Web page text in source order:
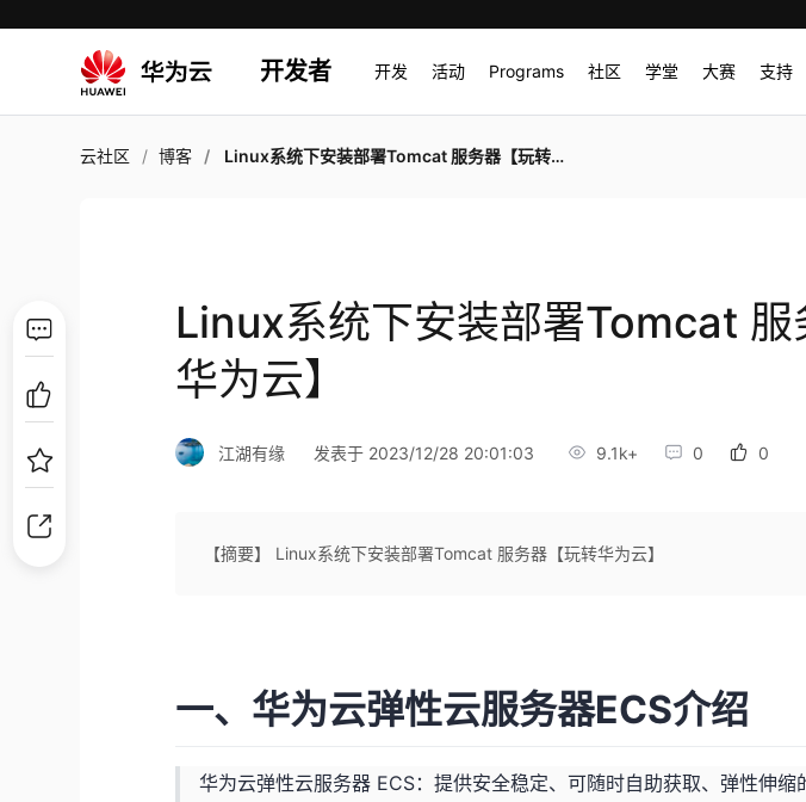
开发者 开发 活动 Programs 社区 学堂 大赛 支持
云社区 博客 Linux系统下安装部署Tomcat 服务器【玩转华为云】
Linux系统下安装部署Tomcat 服
华为云】
江湖有缘 发表于 2023/12/28 20:01:03 9.1k+ 0 0
【摘要】 Linux系统下安装部署Tomcat 服务器【玩转华为云】
一、华为云弹性云服务器ECS介绍
华为云弹性云服务器 ECS：提供安全稳定、可随时自助获取、弹性伸缩